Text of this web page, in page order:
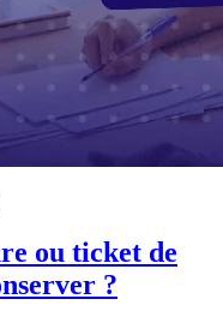
ou ticket de
?